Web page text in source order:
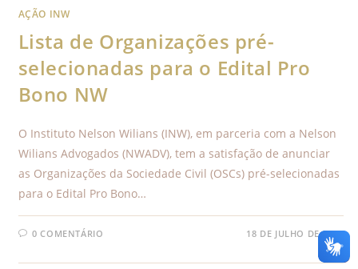
AÇÃO INW
Lista de Organizações pré-
selecionadas para o Edital Pro
Bono NW
O Instituto Nelson Wilians (INW), em parceria com a Nelson
Wilians Advogados (NWADV), tem a satisfação de anunciar
as Organizações da Sociedade Civil (OSCs) pré-selecionadas
para o Edital Pro Bono…
0 COMENTÁRIO 18 DE JULHO DE 2025